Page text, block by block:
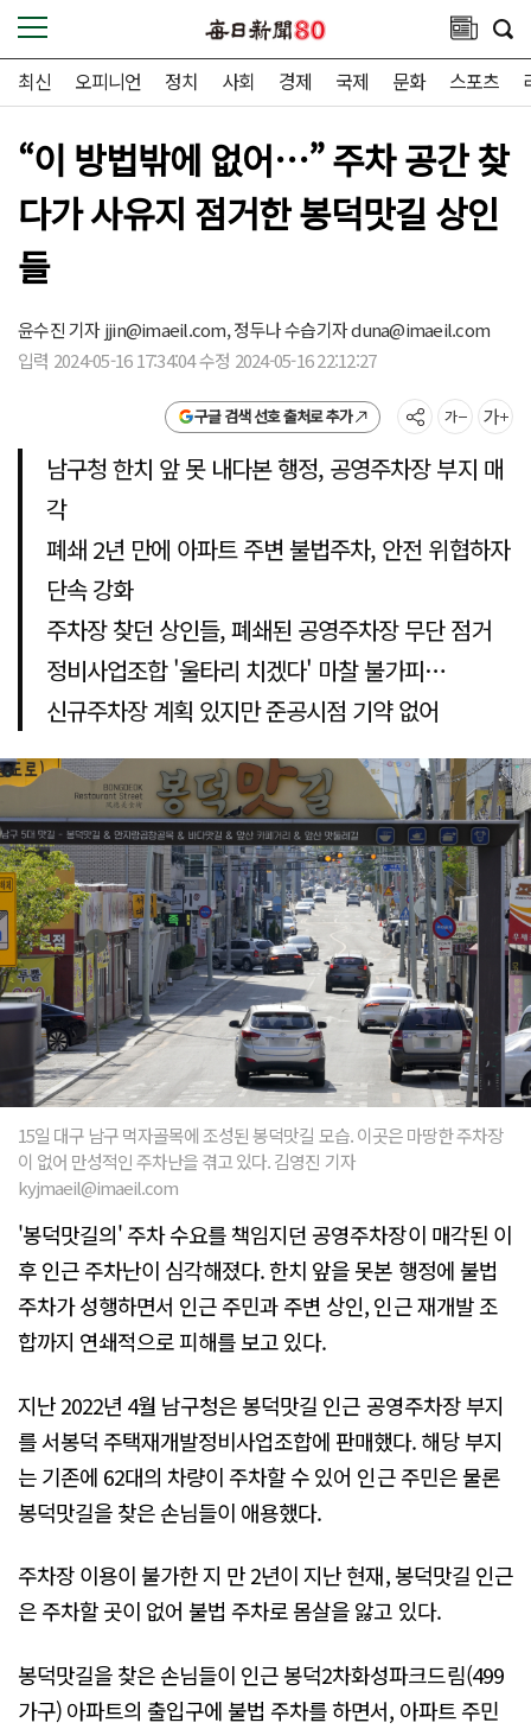
최신 오피니언 정치 사회 경제 국제 문화 스포츠
“이 방법밖에 없어…” 주차 공간 찾
다가 사유지 점거한 봉덕맛길 상인
들
윤수진 기자jjin@imaeil.com,정두나 수습기자duna@imaeil.com
입력 2024-05-16 17:34:04 수정 2024-05-16 22:12:27
구글 검색 선호 출처로 추가
남구청 한치 앞 못 내다본 행정, 공영주차장 부지 매
각
폐쇄 2년 만에 아파트 주변 불법주차, 안전 위협하자
단속 강화
주차장 찾던 상인들, 폐쇄된 공영주차장 무단 점거
정비사업조합 '울타리 치겠다' 마찰 불가피…
신규주차장 계획 있지만 준공시점 기약 없어
15일 대구 남구 먹자골목에 조성된 봉덕맛길 모습. 이곳은 마땅한 주차장
이 없어 만성적인 주차난을 겪고 있다. 김영진 기자
kyjmaeil@imaeil.com
'봉덕맛길의' 주차 수요를 책임지던 공영주차장이 매각된 이
후 인근 주차난이 심각해졌다. 한치 앞을 못본 행정에 불법
주차가 성행하면서 인근 주민과 주변 상인, 인근 재개발 조
합까지 연쇄적으로 피해를 보고 있다.
지난 2022년 4월 남구청은 봉덕맛길 인근 공영주차장 부지
를 서봉덕 주택재개발정비사업조합에 판매했다. 해당 부지
는 기존에 62대의 차량이 주차할 수 있어 인근 주민은 물론
봉덕맛길을 찾은 손님들이 애용했다.
주차장 이용이 불가한 지 만 2년이 지난 현재, 봉덕맛길 인근
은 주차할 곳이 없어 불법 주차로 몸살을 앓고 있다.
봉덕맛길을 찾은 손님들이 인근 봉덕2차화성파크드림(499
가구) 아파트의 출입구에 불법 주차를 하면서, 아파트 주민